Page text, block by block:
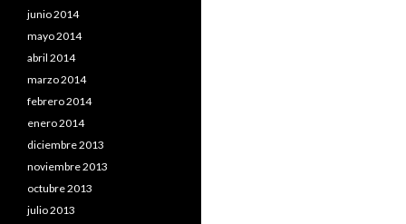
junio 2014
mayo 2014
abril 2014
marzo 2014
febrero 2014
enero 2014
diciembre 2013
noviembre 2013
octubre 2013
julio 2013